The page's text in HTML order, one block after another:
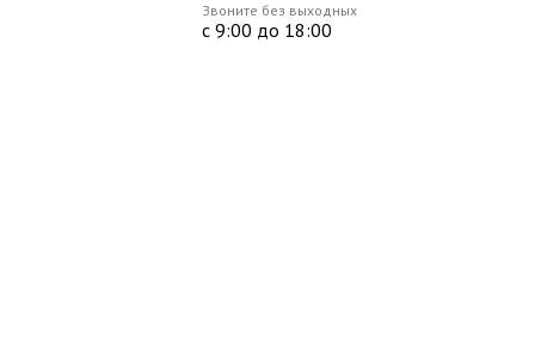
Звоните без выходных
с 9:00 до 18:00